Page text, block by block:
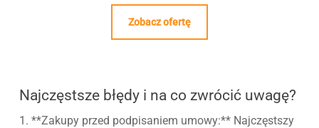
Zobacz ofertę
Najczęstsze błędy i na co zwrócić uwagę?
1. **Zakupy przed podpisaniem umowy:** Najczęstszy